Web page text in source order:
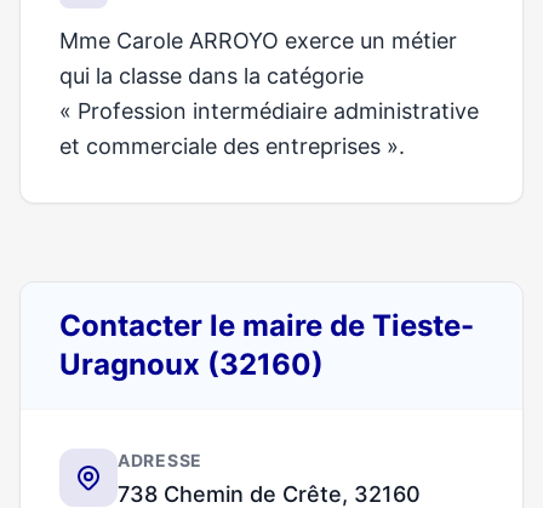
Mme Carole ARROYO exerce un métier
qui la classe dans la catégorie
« Profession intermédiaire administrative
et commerciale des entreprises ».
Contacter le maire de Tieste-
Uragnoux (32160)
ADRESSE
738 Chemin de Crête, 32160